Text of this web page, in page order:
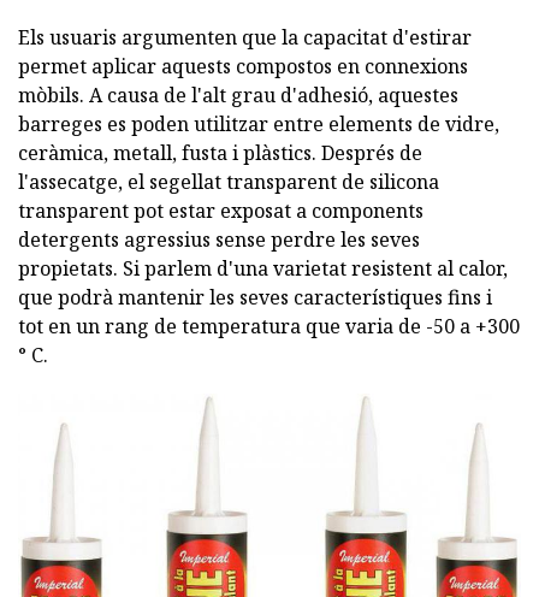
Els usuaris argumenten que la capacitat d'estirar
permet aplicar aquests compostos en connexions
mòbils. A causa de l'alt grau d'adhesió, aquestes
barreges es poden utilitzar entre elements de vidre,
ceràmica, metall, fusta i plàstics. Després de
l'assecatge, el segellat transparent de silicona
transparent pot estar exposat a components
detergents agressius sense perdre les seves
propietats. Si parlem d'una varietat resistent al calor,
que podrà mantenir les seves característiques fins i
tot en un rang de temperatura que varia de -50 a +300
° C.